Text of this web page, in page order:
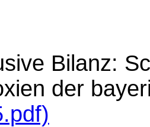
Bilanz:
der